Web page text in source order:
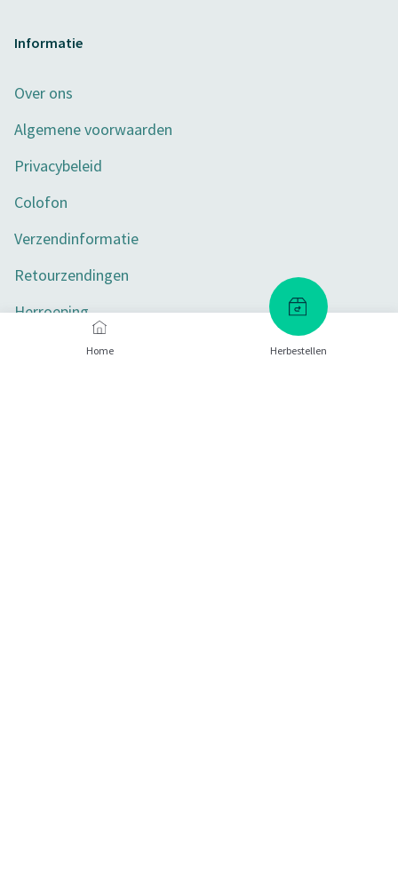
Home Herbestellen
Informatie
Over ons
Algemene voorwaarden
Privacybeleid
Colofon
Verzendinformatie
Retourzendingen
Herroeping
Toegankelijkheid